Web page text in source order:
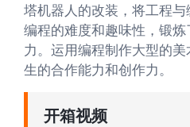
塔机器人的改装，将工程
编程的难度和趣味性，锻
力。运用编程制作大型的
生的合作能力和创作力。
开箱视频